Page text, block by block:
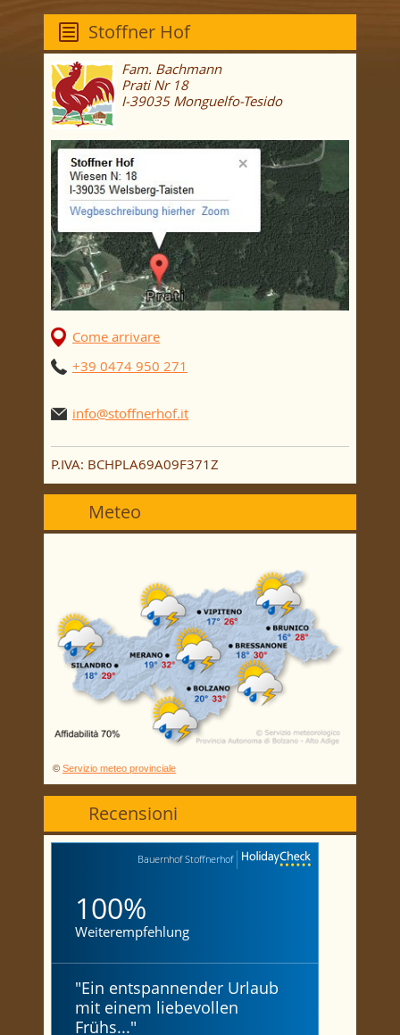
Stoffner Hof
Fam. Bachmann
Prati Nr 18
I-39035 Monguelfo-Tesido
Come arrivare
+39 0474 950 271
info@stoffnerhof.it
P.IVA: BCHPLA69A09F371Z
Meteo
© Servizio meteo provinciale
Recensioni
Bauernhof Stoffnerhof
100%
Weiterempfehlung
"Ein entspannender Urlaub
mit einem liebevollen
Frühs..."